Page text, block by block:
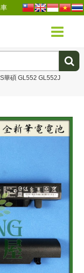
華碩 GL552 GL552J